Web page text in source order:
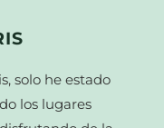
solo he estado
los lugares